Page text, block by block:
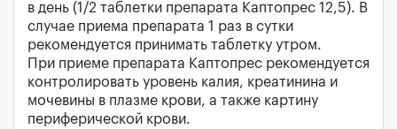
в день (1/2 таблетки препарата Каптопрес 12,5). В
случае приема препарата 1 раз в сутки
рекомендуется принимать таблетку утром.
При приеме препарата Каптопрес рекомендуется
контролировать уровень калия, креатинина и
мочевины в плазме крови, а также картину
периферической крови.